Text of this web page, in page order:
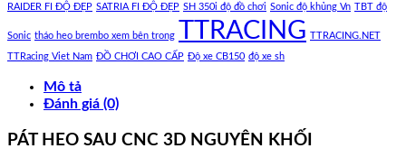
RAIDER FI ĐỘ ĐẸP SATRIA FI ĐỘ ĐẸP SH 350i độ đồ chơi Sonic độ khủng Vn TBT độ
Sonic tháo heo brembo xem bên trong TTRACING TTRACING.NET
TTRacing Viet Nam ĐỒ CHƠI CAO CẤP Độ xe CB150 độ xe sh
Mô tả
Đánh giá (0)
PÁT HEO SAU CNC 3D NGUYÊN KHỐI